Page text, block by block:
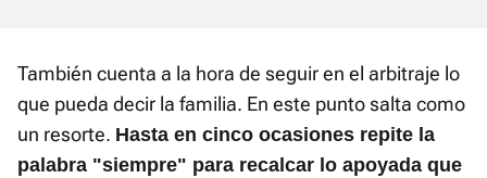
También cuenta a la hora de seguir en el arbitraje lo
que pueda decir la familia. En este punto salta como
un resorte. Hasta en cinco ocasiones repite la
palabra "siempre" para recalcar lo apoyada que